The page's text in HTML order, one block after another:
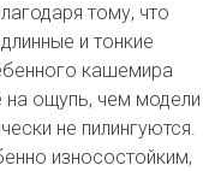
тому, что
и тонкие
кашемира
ощупь, чем модели
не пилингуются.
износостойким,